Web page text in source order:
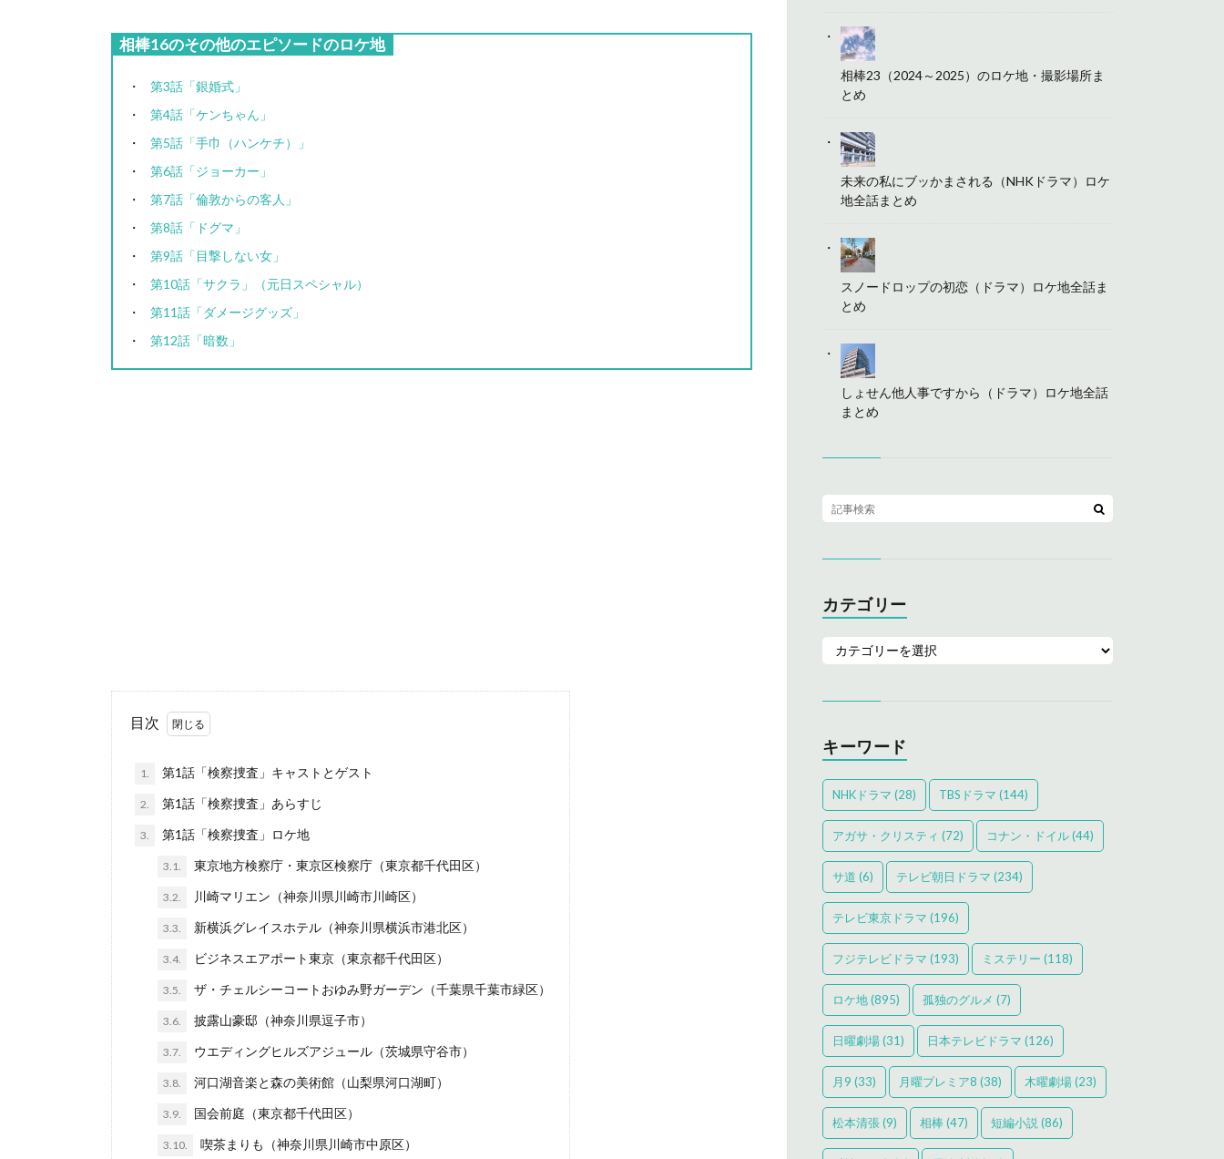
相棒16のその他のエピソードのロケ地
第3話「銀婚式」
第4話「ケンちゃん」
第5話「手巾（ハンケチ）」
第6話「ジョーカー」
第7話「倫敦からの客人」
第8話「ドグマ」
第9話「目撃しない女」
第10話「サクラ」（元日スペシャル）
第11話「ダメージグッズ」
第12話「暗数」
目次
1. 第1話「検察捜査」キャストとゲスト
2. 第1話「検察捜査」あらすじ
3. 第1話「検察捜査」ロケ地
3.1. 東京地方検察庁・東京区検察庁（東京都千代田区）
3.2. 川崎マリエン（神奈川県川崎市川崎区）
3.3. 新横浜グレイスホテル（神奈川県横浜市港北区）
3.4. ビジネスエアポート東京（東京都千代田区）
3.5. ザ・チェルシーコートおゆみ野ガーデン（千葉県千葉市緑区）
3.6. 披露山豪邸（神奈川県逗子市）
3.7. ウエディングヒルズアジュール（茨城県守谷市）
3.8. 河口湖音楽と森の美術館（山梨県河口湖町）
3.9. 国会前庭（東京都千代田区）
3.10. 喫茶まりも（神奈川県川崎市中原区）
相棒23（2024～2025）のロケ地・撮影場所ま
とめ
未来の私にブッかまされる（NHKドラマ）ロケ
地全話まとめ
スノードロップの初恋（ドラマ）ロケ地全話ま
とめ
しょせん他人事ですから（ドラマ）ロケ地全話
まとめ
カテゴリー
キーワード
NHKドラマ (28) TBSドラマ (144)
アガサ・クリスティ (72) コナン・ドイル(44)
サ道 (6) テレビ朝日ドラマ (234)
テレビ東京ドラマ (196)
フジテレビドラマ (193) ミステリー (118)
ロケ地(895) 孤独のグルメ (7)
日曜劇場(31) 日本テレビドラマ (126)
月9 (33) 月曜プレミア8 (38) 木曜劇場(23)
松本清張(9) 相棒(47) 短編小説 (86)